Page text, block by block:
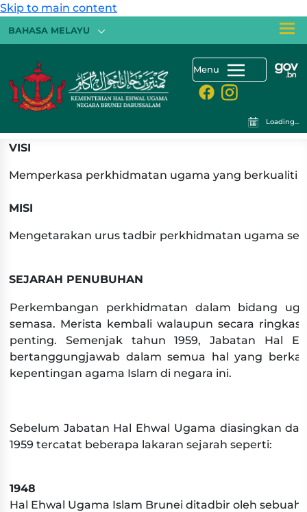
Skip to main content
BAHASA MELAYU
Menu
Loading...
​VISI
Memperkasa perkhidmatan ugama yang berkualiti
MISI
Mengetarakan urus tadbir perkhidmatan ugama
SEJARAH PENUBUHAN
Perkembangan perkhidmatan dalam bidang
semasa. Merista kembali walaupun secara
penting. Semenjak tahun 1959, Jabatan Hal
bertanggungjawab dalam semua hal yang
kepentingan agama Islam di negara ini.​​​
Sebelum Jabatan Hal Ehwal Ugama diasingkan
1959 tercatat beberapa lakaran sejarah seperti: ​
1948
Hal Ehwal Ugama Islam Brunei ditadbir oleh